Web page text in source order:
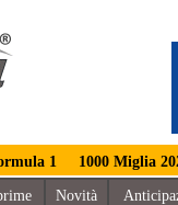
1 1000 Miglia
Novità